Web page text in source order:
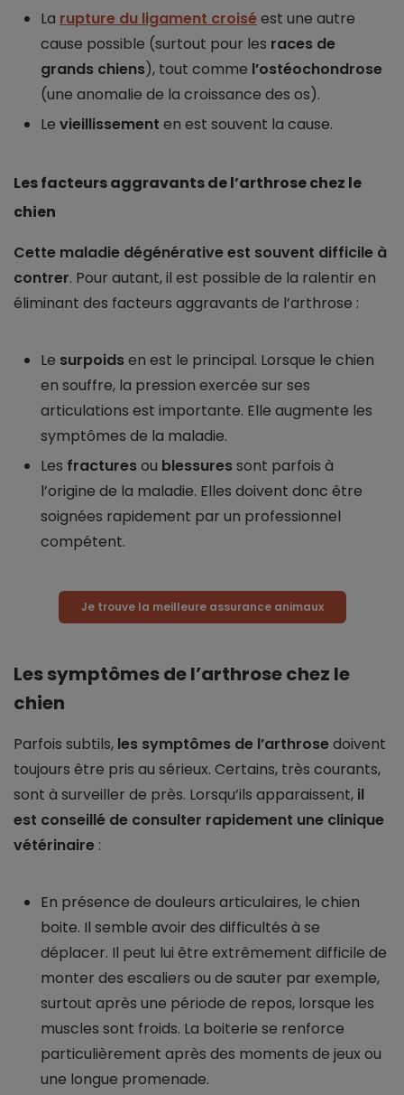
La rupture du ligament croiséest une autre
cause possible (surtout pour les races de
grands chiens), tout comme l’ostéochondrose
(une anomalie de la croissance des os).
Le vieillissement en est souvent la cause.
Les facteurs aggravants de l’arthrose chez le
chien
Cette maladie dégénérative est souvent difficile à
contrer. Pour autant, il est possible de la ralentir en
éliminant des facteurs aggravants de l’arthrose :
Le surpoidsen est le principal. Lorsque le chien
en souffre, la pression exercée sur ses
articulations est importante. Elle augmente les
symptômes de la maladie.
Les fracturesou blessuressont parfois à
l’origine de la maladie. Elles doivent donc être
soignées rapidement par un professionnel
compétent.
Je trouve la meilleure assurance animaux
Les symptômes de l’arthrose chez le
chien
Parfois subtils, les symptômes de l’arthrosedoivent
toujours être pris au sérieux. Certains, très courants,
sont à surveiller de près. Lorsqu’ils apparaissent, il
est conseillé de consulter rapidement une clinique
vétérinaire :
En présence de douleurs articulaires, le chien
boite. Il semble avoir des difficultés à se
déplacer. Il peut lui être extrêmement difficile de
monter des escaliers ou de sauter par exemple,
surtout après une période de repos, lorsque les
muscles sont froids. La boiterie se renforce
particulièrement après des moments de jeux ou
une longue promenade.